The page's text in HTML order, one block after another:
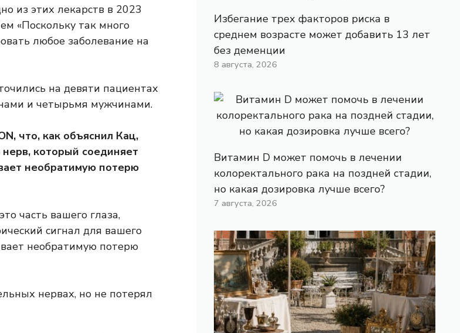
из этих лекарств в 2023
«Поскольку так много
любое заболевание на
на девяти пациентах
и четырьмя мужчинами.
что, как объяснил Кац,
который соединяет
необратимую потерю
часть вашего глаза,
сигнал для вашего
необратимую потерю
нервах, но не потерял
Избегание трех факторов риска в
среднем возрасте может добавить 13 лет
без деменции
8 августа, 2026
Витамин D может помочь в лечении
колоректального рака на поздней стадии,
но какая дозировка лучше всего?
7 августа, 2026